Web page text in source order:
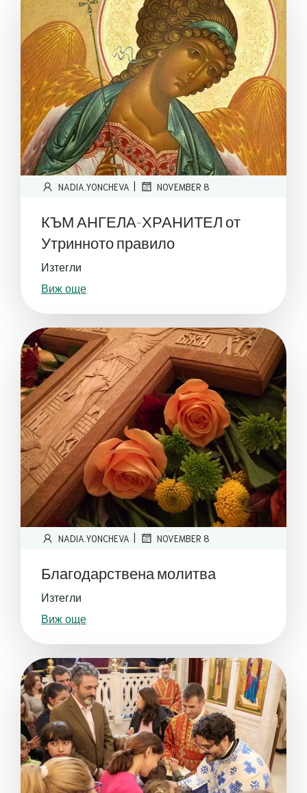
NADIA.YONCHEVA | NOVEMBER 8
КЪМ АНГЕЛА-ХРАНИТЕЛ от
Утринното правило
Изтегли
Виж още
NADIA.YONCHEVA | NOVEMBER 8
Благодарствена молитва
Изтегли
Виж още